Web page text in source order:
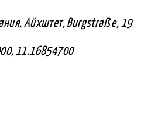
Айхштет, Burgstraß e, 19
11.16854700